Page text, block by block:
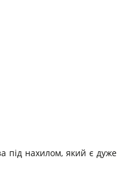
під нахилом, який є дуже